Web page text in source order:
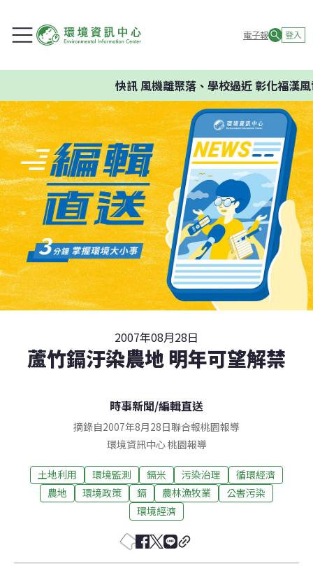
電子報 登入
快訊風機離聚落、學校過近 彰化福漢風
2007年08月28日
蘆竹鎘汙染農地 明年可望解禁
時事新聞/編輯直送
摘錄自2007年8月28日聯合報桃園報導
環境資訊中心桃園報導
土地利用 環境監測 鎘米 污染治理
循環經濟
農地
環境政策 鎘 農林漁牧業
公害污染
環境經濟